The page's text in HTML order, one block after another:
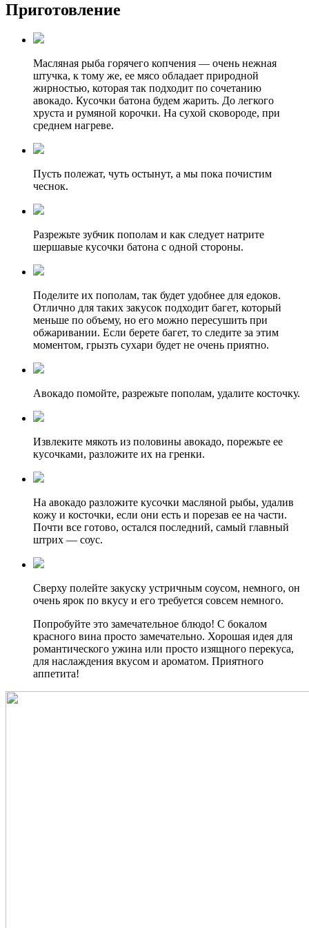
Приготовление
Масляная рыба горячего копчения — очень нежная
штучка, к тому же, ее мясо обладает природной
жирностью, которая так подходит по сочетанию
авокадо. Кусочки батона будем жарить. До легкого
хруста и румяной корочки. На сухой сковороде, при
среднем нагреве.
Пусть полежат, чуть остынут, а мы пока почистим
чеснок.
Разрежьте зубчик пополам и как следует натрите
шершавые кусочки батона с одной стороны.
Поделите их пополам, так будет удобнее для едоков.
Отлично для таких закусок подходит багет, который
меньше по объему, но его можно пересушить при
обжаривании. Если берете багет, то следите за этим
моментом, грызть сухари будет не очень приятно.
Авокадо помойте, разрежьте пополам, удалите косточку.
Извлеките мякоть из половины авокадо, порежьте ее
кусочками, разложите их на гренки.
На авокадо разложите кусочки масляной рыбы, удалив
кожу и косточки, если они есть и порезав ее на части.
Почти все готово, остался последний, самый главный
штрих — соус.
Сверху полейте закуску устричным соусом, немного, он
очень ярок по вкусу и его требуется совсем немного.
Попробуйте это замечательное блюдо! С бокалом
красного вина просто замечательно. Хорошая идея для
романтического ужина или просто изящного перекуса,
для наслаждения вкусом и ароматом. Приятного
аппетита!